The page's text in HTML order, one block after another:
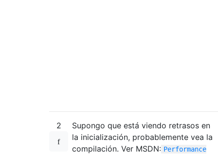
2
Supongo que está viendo retrasos en
la inicialización, probablemente vea la
compilación. Ver MSDN: Performance